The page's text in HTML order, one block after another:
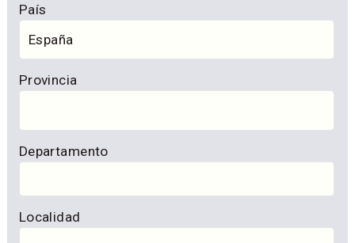
País
Provincia
Departamento
Localidad